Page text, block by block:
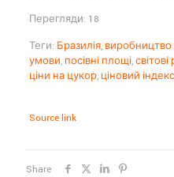
Перегляди: 18
Теги: Бразилія, виробництво
умови, посівні площі,
ціни на цукор, ціновий індекс
Source link
Share